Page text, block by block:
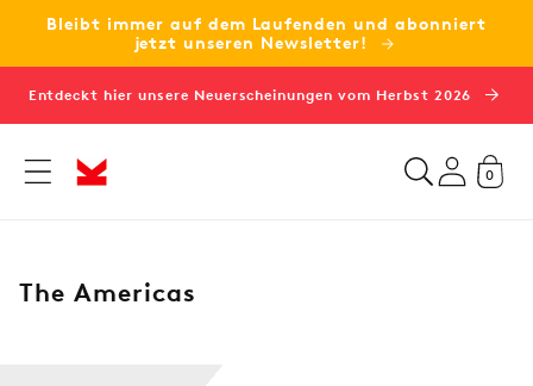
zum
Bleibt immer auf dem Laufenden und abonniert
jetzt unseren Newsletter!
Entdeckt hier unsere Neuerscheinungen vom Herbst 2026
0
K
The Americas